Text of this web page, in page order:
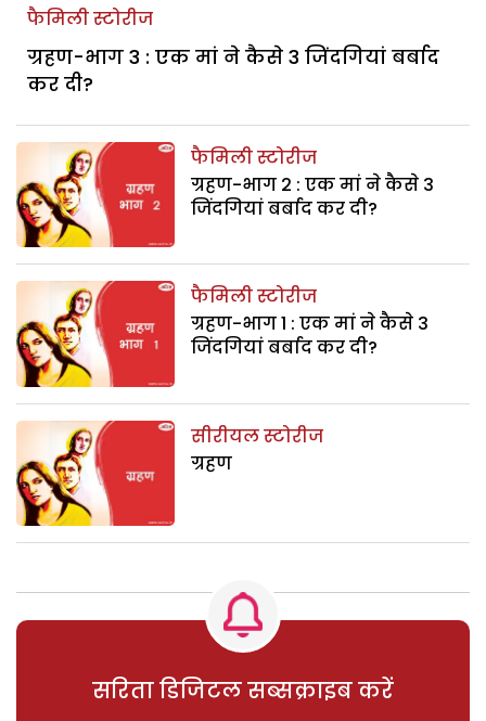
फैमिली स्टोरीज
ग्रहण-भाग 3 : एक मां ने कैसे 3 जिंदगियां बर्बाद
कर दी?
फैमिली स्टोरीज
ग्रहण-भाग 2 : एक मां ने कैसे 3
जिंदगियां बर्बाद कर दी?
फैमिली स्टोरीज
ग्रहण-भाग 1 : एक मां ने कैसे 3
जिंदगियां बर्बाद कर दी?
सीरीयल स्टोरीज
ग्रहण
सरिता डिजिटल सब्सक्राइब करें